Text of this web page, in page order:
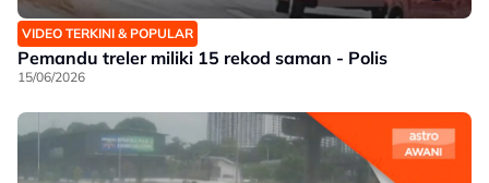
VIDEO TERKINI & POPULAR
Pemandu treler miliki 15 rekod saman - Polis
15/06/2026